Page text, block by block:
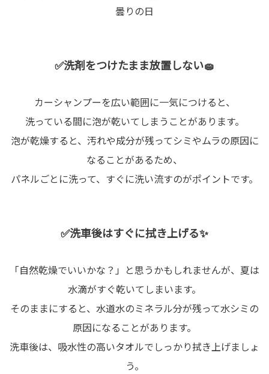
曇りの日
✅洗剤をつけたまま放置しない🧽
カーシャンプーを広い範囲に一気につけると、
洗っている間に泡が乾いてしまうことがあります。
泡が乾燥すると、汚れや成分が残ってシミやムラの原因に
なることがあるため、
パネルごとに洗って、すぐに洗い流すのがポイントです。
✅洗車後はすぐに拭き上げる✨
「自然乾燥でいいかな？」と思うかもしれませんが、夏は
水滴がすぐ乾いてしまいます。
そのままにすると、水道水のミネラル分が残って水シミの
原因になることがあります。
洗車後は、吸水性の高いタオルでしっかり拭き上げましょ
う。